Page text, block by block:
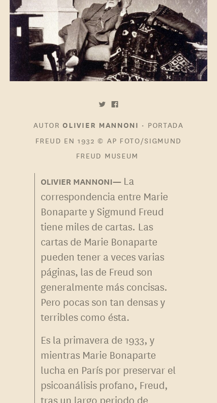
AUTOR OLIVIER MANNONI • PORTADA
FREUD EN 1932 © AP FOTO/SIGMUND
FREUD MUSEUM
La
correspondencia entre Marie
Bonaparte y Sigmund Freud
tiene miles de cartas. Las
cartas de Marie Bonaparte
pueden tener a veces varias
páginas, las de Freud son
generalmente más concisas.
Pero pocas son tan densas y
terribles como ésta.
Es la primavera de 1933, y
mientras Marie Bonaparte
lucha en París por preservar el
psicoanálisis profano, Freud,
tras un largo periodo de